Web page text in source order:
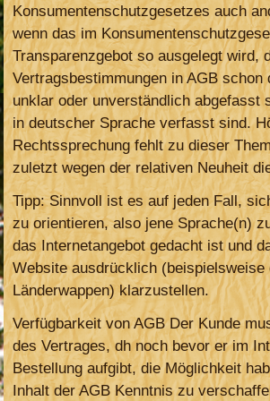
Konsumentenschutzgesetzes auch
wenn das im
Transparenzgebot so ausgelegt wird,
Vertragsbestimmungen in AGB schon
unklar oder unverständlich abgefasst
in deutscher Sprache verfasst sind.
Rechtssprechung fehlt zu dieser
zuletzt wegen der relativen Neuheit
Tipp: Sinnvoll ist es auf jeden Fall,
zu orientieren, also jene Sprache(n)
das Internetangebot gedacht ist und
Website ausdrücklich (beispielsweise
Länderwappen) klarzustellen.
Verfügbarkeit von AGB Der Kunde
des Vertrages, dh noch bevor er im
Bestellung aufgibt, die Möglichkeit
Inhalt der AGB Kenntnis zu